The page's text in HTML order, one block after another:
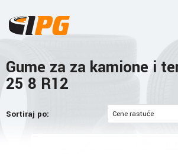
Gume za za kamione i
25 8 R12
Sortiraj po: